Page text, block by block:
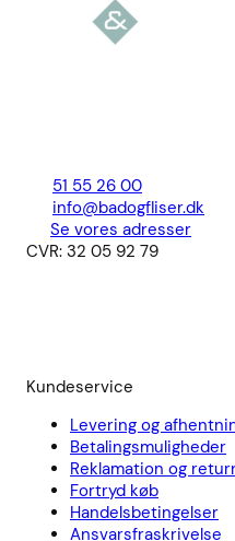
51 55 26 00
info@badogfliser.dk
Se vores adresser
CVR: 32 05 92 79
Kundeservice
Levering og
Betalingsmuligheder
Reklamation og
Fortryd køb
Handelsbetingelser
Ansvarsfraskrivelse